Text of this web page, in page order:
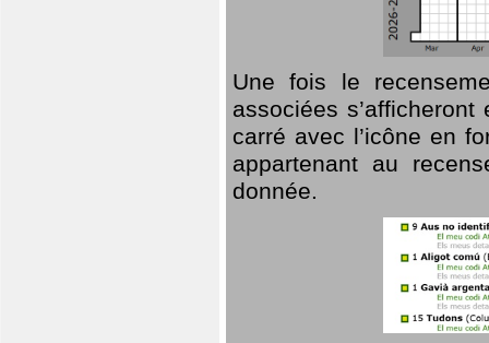
Une fois le
associées
carré avec l’icône en
appartenant au
donnée.